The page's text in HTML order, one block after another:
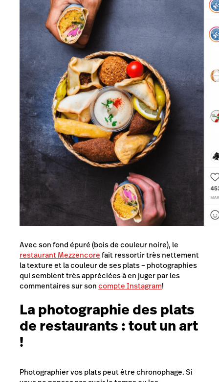
Avec son fond épuré (bois de couleur noire), le
restaurant Mezzencorefait ressortir très nettement
la texture et la couleur de ses plats – photographies
qui semblent très appréciées à en juger par les
commentaires sur soncompte Instagram!
La photographie des plats
de restaurants : tout un art
!
Photographier vos plats peut être chronophage. Si